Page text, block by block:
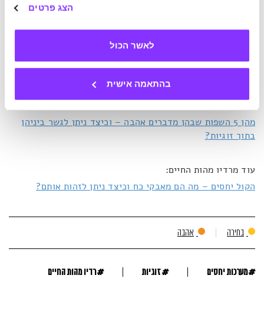
הצג פרטים
לאשר הכול
בהתאמה אישית
כתבות נוספות שעשויות לעניין אותך:
ויכוח
ההרצאה השבועית של TED: החיים לצד בעלי דעות שונות הם
שיצרו חברה מתורבתת
מהן 5 השפות שבהן מדברים אהבה – וכיצד ניתן לגשר ביניהן
בתוך זוגיות?
עוד מרדיו מהות החיים:
הקול יחסים – מה הם מאבקי כח וכיצד ניתן לזהות אותם?
בחירה אהבה
#מערכות יחסים #זוגיות #רדיו מהות החיים